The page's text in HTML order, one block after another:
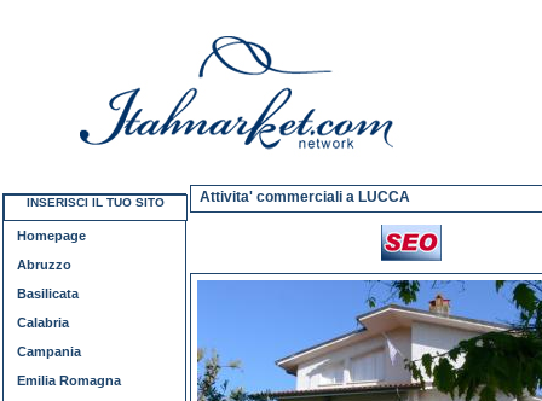
Attivita' commerciali a LUCCA
INSERISCI IL TUO SITO
Homepage
Abruzzo
Basilicata
Calabria
Campania
Emilia Romagna